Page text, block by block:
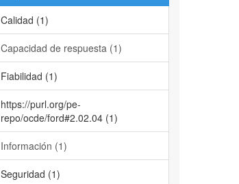
Calidad (1)
Capacidad de respuesta (1)
Fiabilidad (1)
https://purl.org/pe-
repo/ocde/ford#2.02.04 (1)
Información (1)
Seguridad (1)